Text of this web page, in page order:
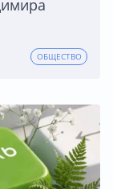
ОБЩЕСТВО